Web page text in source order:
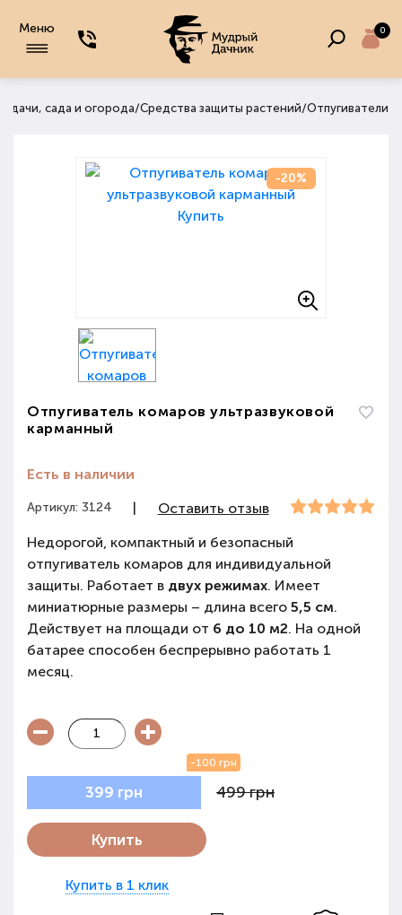
Меню 0
дачи, сада и огорода/Средства защиты растений/Отпугиватели
-20%
Отпугиватель комаров ультразвуковой
карманный
Есть в наличии
Артикул: 3124
Оставить отзыв
Недорогой, компактный и безопасный
отпугиватель комаров для индивидуальной
защиты. Работает в двух режимах. Имеет
миниатюрные размеры – длина всего 5,5 см.
Действует на площади от 6 до 10 м2. На одной
батарее способен беспрерывно работать 1
месяц.
399 грн
-100 грн
499 грн
Купить
Купить в 1 клик